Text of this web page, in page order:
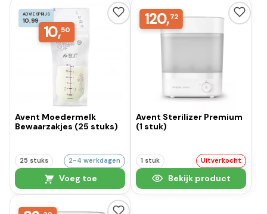
ADVIESPRIJS
10,99
10,50
Avent Moedermelk
Bewaarzakjes (25 stuks)
25 stuks 2-4 werkdagen
Voeg toe
120,72
Avent Sterilizer Premium
(1 stuk)
1 stuk Uitverkocht
Bekijk product